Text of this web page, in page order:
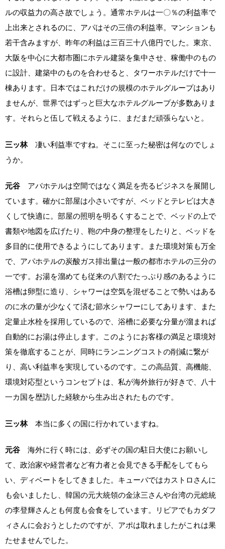
ルの収益力の高さ故でしょう。通常ホテルは一〇％の利益率で
上出来とされるのに、アパはその三倍の利益率。マンションも
若干含みますが、昨年の利益は三百三十八億円でした。東京、
大阪を中心に大都市圏にホテル建築を集中させ、稼働中のもの
に設計、建築中のものを合わせると、タワーホテルだけで十一
棟あります。日本ではこれだけの規模のホテルグループはあり
ませんが、世界ではずっと巨大なホテルグループが多数ありま
す。それらと伍して戦えるように、まだまだ頑張らないと。
三ッ林 凄い利益率ですね。そこに至った秘密は何なのでしょ
うか。
元谷 アパホテルは空間ではなく満足を売るビジネスを展開し
ています。確かに部屋は小さいですが、ベッドとテレビは大き
くして快適に。部屋の照明を明るくすることで、ベッドの上で
書類や地図を広げたり、鞄の中身の整理をしたりと、ベッドを
多目的に使用できるようにしてあります。また環境対策も万全
で、アパホテルの炭酸ガス排出量は一般の都市ホテルの三分の
一です。お湯を溜めても従来の八割でたっぷり感のあるように
浴槽は卵型に造り、シャワーは空気を混ぜることで勢いはある
のに水の量が少なくて済む節水シャワーにしてあります、また
定量止水栓を採用しているので、浴槽に必要な分量が溜まれば
自動的にお湯は停止します。このようにお客様の満足と環境対
策を徹底することが、同時にランニングコストの削減に繋が
り、高い利益率を実現しているのです。この高品質、高機能、
環境対応型というコンセプトは、私が海外旅行が好きで、八十
一カ国を歴訪した経験から生み出されたものです。
三ッ林 本当に多くの国に行かれていますね。
元谷 海外に行く時には、必ずその国の駐日大使にお願いし
て、政治家や経営者など有力者と会見できる手配をしてもら
い、ディベートをしてきました。キューバではカストロさんに
も会いましたし、韓国の元大統領の金泳三さんや台湾の元総統
の李登輝さんとも何度も会食をしています。リビアでもカダフ
ィさんに会おうとしたのですが、アポは取れましたがこれは果
たせませんでした。